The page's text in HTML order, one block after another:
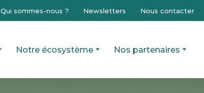
Qui sommes-nous ? Newsletters Nous contacter
Notre écosystème Nos partenaires